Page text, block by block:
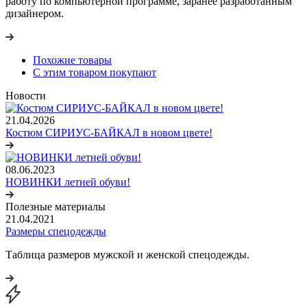
дизайнером.
Похожие товары
С этим товаром покупают
Новости
21.04.2026
Костюм СИРИУС-БАЙКАЛ в новом цвете!
08.06.2023
НОВИНКИ летней обуви!
Полезные материалы
21.04.2021
Размеры спецодежды
Таблица размеров мужской и женской спецодежды.